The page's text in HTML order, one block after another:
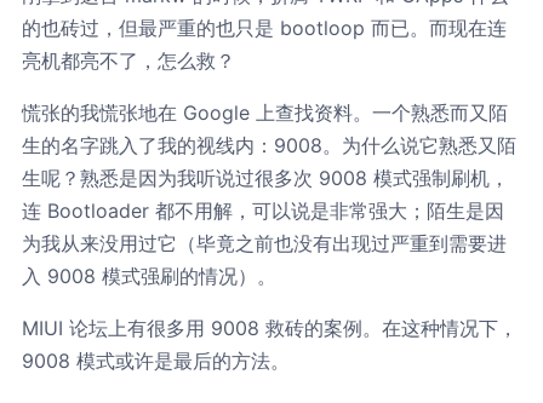
的也砖过，但最严重的也只是 bootloop 而已。而现在连
亮机都亮不了，怎么救？
慌张的我慌张地在 Google 上查找资料。一个熟悉而又陌
生的名字跳入了我的视线内：9008。为什么说它熟悉又陌
生呢？熟悉是因为我听说过很多次 9008 模式强制刷机，
连 Bootloader 都不用解，可以说是非常强大；陌生是因
为我从来没用过它（毕竟之前也没有出现过严重到需要进
入 9008 模式强刷的情况）。
MIUI 论坛上有很多用 9008 救砖的案例。在这种情况下，
9008 模式或许是最后的方法。